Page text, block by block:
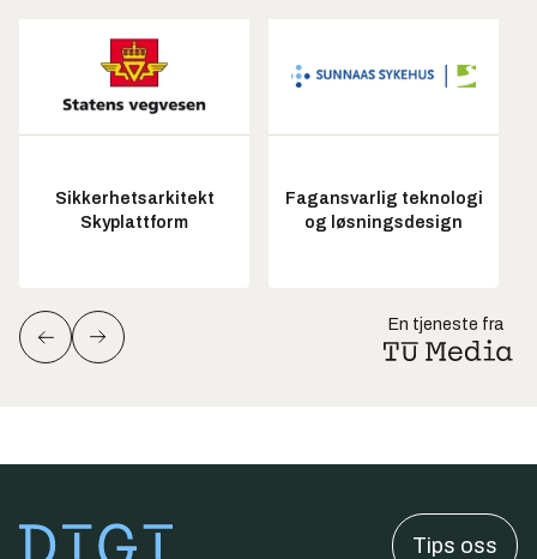
Sikkerhetsarkitekt
Skyplattform
Fagansvarlig teknologi
og løsningsdesign
En tjeneste fra
Tips oss